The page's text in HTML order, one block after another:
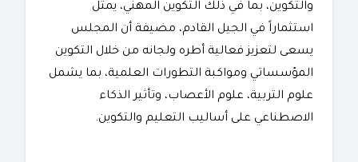
والتكوين، بما في ذلك التكوين المهني، يمثل
استثماراً في الجيل القادم، مضيفة أن المجلس
يسعى لتعزيز فعالية أطره ولجانه من خلال التكوين
المؤسساتي ومواكبة التطورات العلمية، بما يشمل
علوم التربية، علوم الأعصاب، وتأثير الذكاء
الاصطناعي على أساليب التعليم والتكوين.